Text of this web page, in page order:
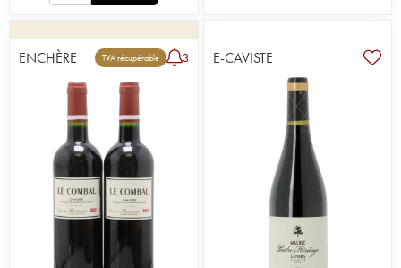
ENCHÈRE TVA récupérable 3 E-CAVISTE